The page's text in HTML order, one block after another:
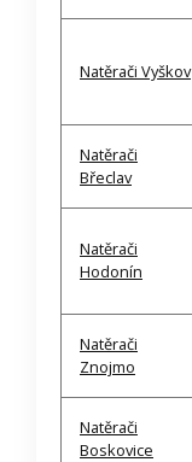
Natěrači Vyškov
Natěrači
Břeclav
Natěrači
Hodonín
Natěrači
Znojmo
Natěrači
Boskovice